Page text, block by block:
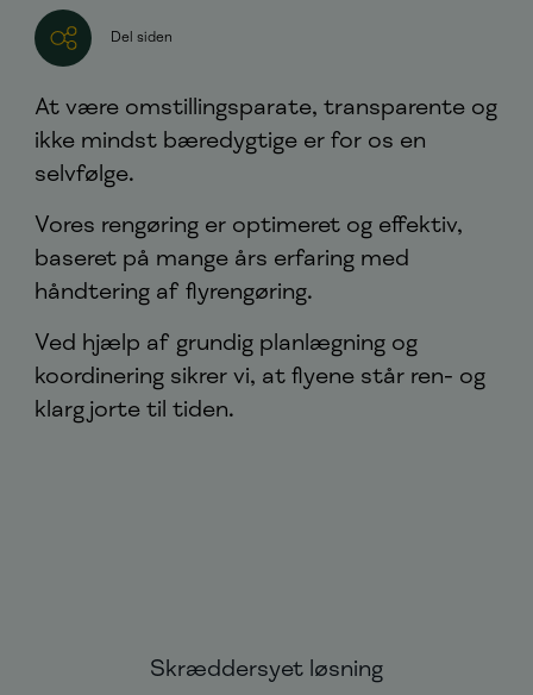
Del siden
At være omstillingsparate, transparente og
ikke mindst bæredygtige er for os en
selvfølge.
Vores rengøring er optimeret og effektiv,
baseret på mange års erfaring med
håndtering af flyrengøring.
Ved hjælp af grundig planlægning og
koordinering sikrer vi, at flyene står ren- og
klargjorte til tiden.
Skræddersyet løsning